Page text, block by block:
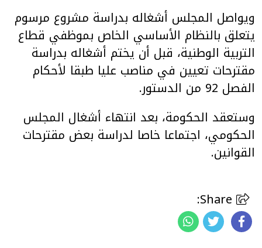
ويواصل المجلس أشغاله بدراسة مشروع مرسوم
يتعلق بالنظام الأساسي الخاص بموظفي قطاع
التربية الوطنية، قبل أن يختم أشغاله بدراسة
مقترحات تعيين في مناصب عليا طبقا لأحكام
الفصل 92 من الدستور.
وستعقد الحكومة، بعد انتهاء أشغال المجلس
الحكومي، اجتماعا خاصا لدراسة بعض مقترحات
القوانين.